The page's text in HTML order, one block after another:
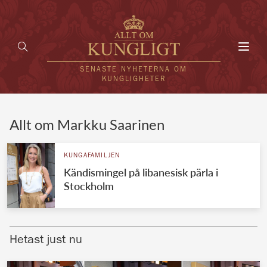
SENASTE NYHETERNA OM
KUNGLIGHETER
UTLÄNDSKT
VÄRLDENS KUNGAHUS
Brittiska kungahuset
Allt om Markku Saarinen
KUNGAFAMILJEN
Kändismingel på libanesisk pärla i
Stockholm
Hetast just nu